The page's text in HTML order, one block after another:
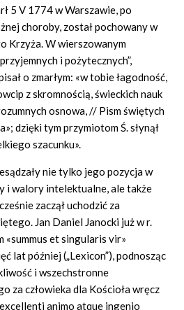
5 V 1774 w Warszawie, po
choroby, został pochowany w
Krzyża. W wierszowanym
i pożytecznych”,
o zmarłym: «w tobie łagodność,
z skromnością, świeckich nauk
osnowa, // Pism świętych
dzięki tym przymiotom Ś. słynął
szacunku».
nie tylko jego pozycja w
i walory intelektualne, ale także
zaczął uchodzić za
Jan Daniel Janocki już w r.
«summus et singularis vir»
lat później („Lexicon”), podnosząc
i wszechstronne
za człowieka dla Kościoła wręcz
animo atque ingenio